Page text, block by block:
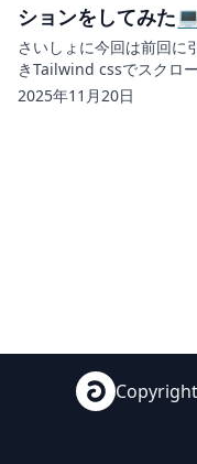
ションをしてみた💻
さいしょに今回は前回に
きTailwind cssでスクロ
促すアニメーションとメ
2025年11月20日